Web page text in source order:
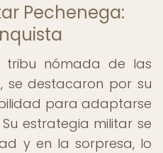
Pechenega:
tribu nómada de las
se destacaron por su
para adaptarse
estrategia militar se
y en la sorpresa, lo